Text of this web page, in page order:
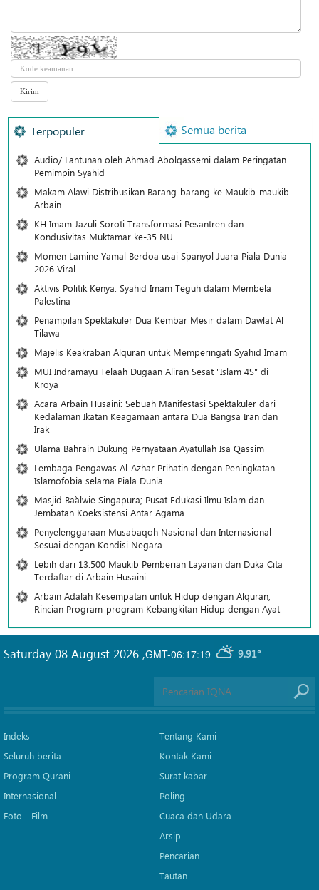
Terpopuler Semua berita
Audio/ Lantunan oleh Ahmad Abolqassemi dalam Peringatan
Pemimpin Syahid
Makam Alawi Distribusikan Barang-barang ke Maukib-maukib
Arbain
KH Imam Jazuli Soroti Transformasi Pesantren dan
Kondusivitas Muktamar ke-35 NU
Momen Lamine Yamal Berdoa usai Spanyol Juara Piala Dunia
2026 Viral
Aktivis Politik Kenya: Syahid Imam Teguh dalam Membela
Palestina
Penampilan Spektakuler Dua Kembar Mesir dalam Dawlat Al
Tilawa
Majelis Keakraban Alquran untuk Memperingati Syahid Imam
MUI Indramayu Telaah Dugaan Aliran Sesat "Islam 4S" di
Kroya
Acara Arbain Husaini: Sebuah Manifestasi Spektakuler dari
Kedalaman Ikatan Keagamaan antara Dua Bangsa Iran dan
Irak
Ulama Bahrain Dukung Pernyataan Ayatullah Isa Qassim
Lembaga Pengawas Al-Azhar Prihatin dengan Peningkatan
Islamofobia selama Piala Dunia
Masjid Ba`alwie Singapura; Pusat Edukasi Ilmu Islam dan
Jembatan Koeksistensi Antar Agama
Penyelenggaraan Musabaqoh Nasional dan Internasional
Sesuai dengan Kondisi Negara
Lebih dari 13.500 Maukib Pemberian Layanan dan Duka Cita
Terdaftar di Arbain Husaini
Arbain Adalah Kesempatan untuk Hidup dengan Alquran;
Rincian Program-program Kebangkitan Hidup dengan Ayat
GMT-06:17:19 9.91°
Saturday 08 August 2026 ,
Indeks
Seluruh berita
Program Qurani
Internasional
Foto - Film
Tentang Kami
Kontak Kami
Surat kabar
Poling
Cuaca dan Udara
Arsip
Pencarian
Tautan